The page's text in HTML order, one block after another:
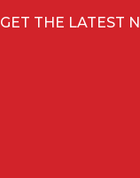
GET THE LATEST